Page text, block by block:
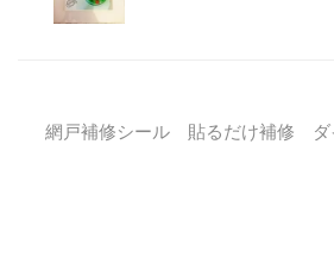
網戸補修シール 貼るだけ補修 ダ